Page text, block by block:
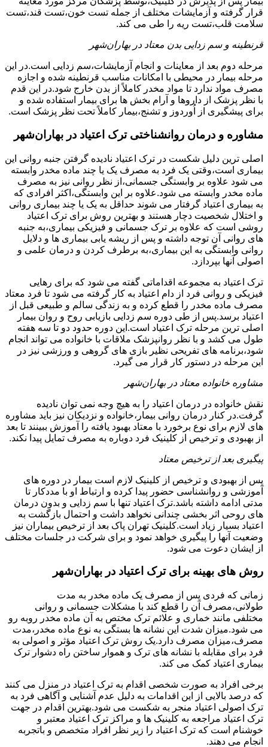
قرار گرفته و آزمایشات مختلف از جمله تست خون،تست قند،تست
سلامت قلب،تست ریه را طی می کند.
قرنطینه و سم زدایی بدن معتاد در بهاران‌شهر
مرحله دوم بعد از معاینات و انجام آزمایشات،سم زدایی است.در این
مرحله بیمار در محیطی با امکانات مناسب قرنطینه شده و اجازه
مصرف مواد ندارد تا مواد مخدر کاملاً از بدن خارج شود.در این قدم
با نظر پزشک از داروها و آرام بخش ها برای بیمار استفاده شده و
برای پیشگیری از اُوردوز و تشنج،بیمار کاملاً تحت نظر پزشک است.
مشاوره و درمان روانشناختی ترک اعتیاد در بهاران‌شهر
اصلی ترین دلیل شکست در ترک اعتیاد نادیده گرفتن جنبه روانی این
بیماری است،وقتی یک فرد به مصرف یک یا چند ماده مخدر وابسته
می شود علاوه بر وابستگی جسمانی،از نظر روانی نیز به مصرف
ماده مخدر وابسته می شود.علاوه بر این وابستگی،اکثر افرادی که
به بیماری اعتیاد گرفتار می شوند حداقل به یک یا چند بیماری روانی
و اختلال شخصیت دچار هستند و بهترین روش برای ترک اعتیاد
روشی است که علاوه بر ترک جسمانی و فیزیکی بیماری،به جنبه
های روانی آن توجه داشته و پس از ریشه یابی بیماری ها و دلایل
روانی وابستگی به این بیماری،به برطرف کردن و درمان علمی و
اصولی آنها بپردازد.
ترک اعتیاد به مجموعه اقداماتی گفته می شود که برای رهایی
فیزیکی و روانی فرد از دام اعتیاد به کار گرفته می شود تا فرد معتاد
مصرف ماده مخدر را قطع کرده و به زندگی سالم و طبیعی قبل از
اعتیاد برسد.پس از طی دوره سم زدایی بازیابی روح و روان بیمار
اصلی ترین مرحله ترک اعتیاد است.این دوره حدود دو تا سه هفته
طول می کشد و با نظر روانپزشک ملاقات با خانواده می تواند انجام
شود،برنامه های تفریحی نظیر بازی های گروهی و ورزشی نیز در
این مرحله در دستور کار قرار می گیرد.
مشاوره خانواده معتاد در بهاران‌شهر
نقش خانواده در درمان اعتیاد را به هیچ وجه نمی توان نادیده
گرفت.در کنار درمان روانی بیمار،خانواده و نزدیکان نیز باید مشاوره
های لازم برای نوع برخورد با معتاد بهبود یافته را آموزش ببینند تا بعد
از بهبودی و ترخیص از کلینیک فرد دوباره به مصرف تمایل پیدا نکند.
پیگیری بعد از ترخیص معتاد
پس از بهبودی و ترخیص از کلینیک لازم است بیمار در دوره های
آموزشی و روانشناسی حضور پیدا کرده و ارتباط او با مددکار تا
مدتی ادامه داشته باشد.ترک اعتیاد تنها با سم زدایی و بدون درمان
های روحی اثر بخشی چندانی نخواهد داشت و احتمال بازگشت به
اعتیاد بسیار زیاد است.کلینیک تهران پاک بعد از ترخیص بیماران نیز
وضعیت آنها را پیگیری خواهد نمود و برای شرکت در جلسات مختلف
از ایشان دعوت می شود.
روش های بهینه برای ترک اعتیاد در بهاران‌شهر
زمانی که فردی پس از مصرف یک ماده مخدر به مدت
طولانی،مصرف آن را قطع کند با مشکلات جسمانی و روانی
مختلفی مانند خماری و علائم ترک مختص به آن ماده مخدر روبه رو
می شود.میزان شدت این نشانه ها بستگی به نوع ماده مخدر،مدت
مصرف،میزان مصرف دارد.یک روش ترک اعتیاد مؤثر و اصولی به
فرد برای مقابله با نشانه های ترک و هموار ساختن راه دشوار ترک
بیماری اعتیاد کمک می کند.
برخی افراد به صورت شخصی اقدام به ترک اعتیاد در منزل می کنند
که درصد بالایی از این اقدامات به دلیل عدم آشنایی و آگاهی فرد به
ترک اصولی اعتیاد منجر به شکست می شود.بهترین اقدام در جهت
ترک اعتیاد مراجعه به کلینیک ها و مراکز ترک اعتیاد معتبر و
خوشنام است که ترک اعتیاد را زیر نظر افراد متخصص و باتجربه
انجام می دهند.